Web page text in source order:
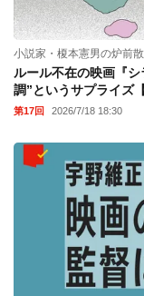
小説家・榎本憲男の炉前
ルール不在の映画『
調”というサプライズ
第17回 2026/7/18 18:30